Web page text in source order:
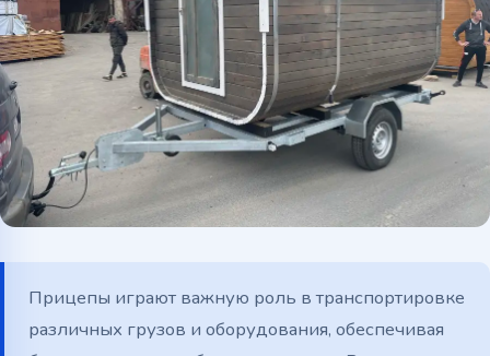
Telegram
WhatsApp
Прицепы играют важную роль в транспортировке
различных грузов и оборудования, обеспечивая